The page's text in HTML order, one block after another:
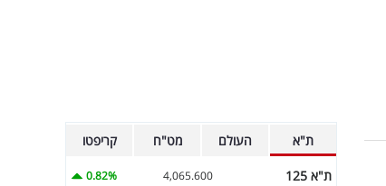
ת"א העולם מט"ח קריפטו
ת"א 125 4,065.600
0.82%